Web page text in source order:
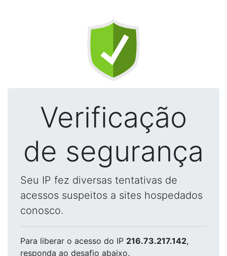
Verificação
de segurança
Seu IP fez diversas tentativas de
acessos suspeitos a sites hospedados
conosco.
Para liberar o acesso do IP 216.73.217.142,
responda ao desafio abaixo.